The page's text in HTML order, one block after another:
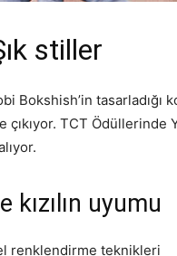
stiller
Bokshish’in tasarladığı
TCT Ödüllerinde
kızılın uyumu